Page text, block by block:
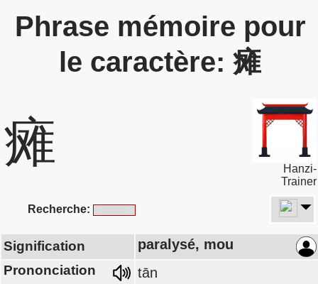
Phrase mémoire pour
le caractère: 瘫
瘫
Hanzi-
Trainer
Recherche:
Signification paralysé, mou
Prononciation tān